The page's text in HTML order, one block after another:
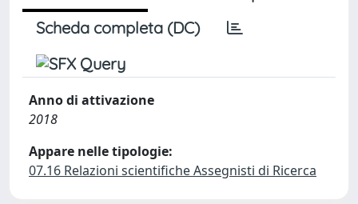
Scheda completa (DC)
Anno di attivazione
2018
Appare nelle tipologie:
07.16 Relazioni scientifiche Assegnisti di Ricerca